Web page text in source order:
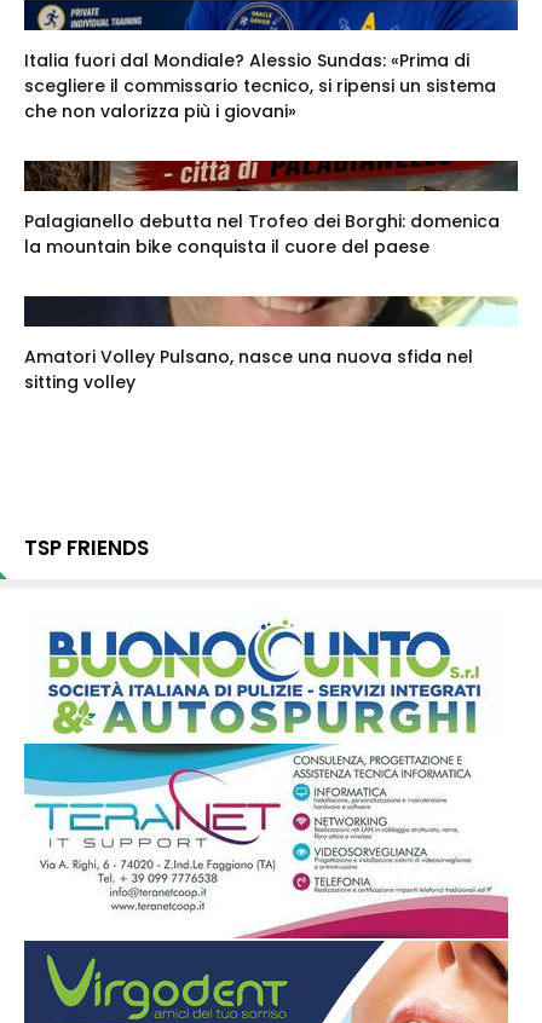
Italia fuori dal Mondiale? Alessio Sundas: «Prima di
scegliere il commissario tecnico, si ripensi un sistema
che non valorizza più i giovani»
Palagianello debutta nel Trofeo dei Borghi: domenica
la mountain bike conquista il cuore del paese
Amatori Volley Pulsano, nasce una nuova sfida nel
sitting volley
TSP FRIENDS